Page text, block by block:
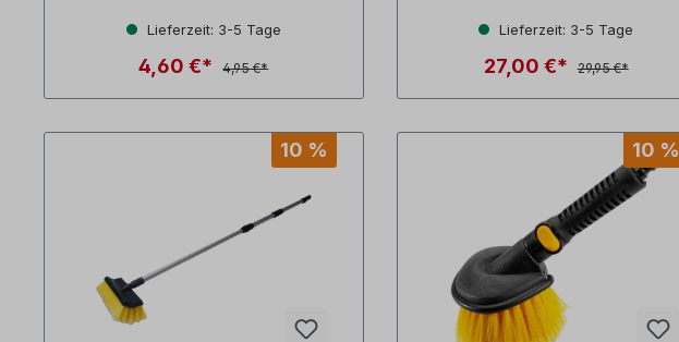
Lieferzeit: 3-5 Tage
4,60 €* 4,95 €*
Lieferzeit: 3-5 Tage
27,00 €* 29,95 €*
10 % 10 %